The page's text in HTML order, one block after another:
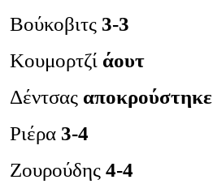
Βούκοβιτς 3-3
Κουμορτζί άουτ
Δέντσας αποκρούστηκε
Ριέρα 3-4
Ζουρούδης 4-4